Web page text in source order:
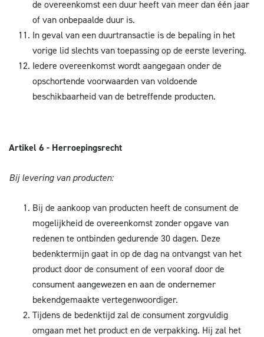
de overeenkomst een duur heeft van meer dan één jaar
of van onbepaalde duur is.
In geval van een duurtransactie is de bepaling in het
vorige lid slechts van toepassing op de eerste levering.
Iedere overeenkomst wordt aangegaan onder de
opschortende voorwaarden van voldoende
beschikbaarheid van de betreffende producten.
Artikel 6 - Herroepingsrecht
Bij levering van producten:
Bij de aankoop van producten heeft de consument de
mogelijkheid de overeenkomst zonder opgave van
redenen te ontbinden gedurende 30 dagen. Deze
bedenktermijn gaat in op de dag na ontvangst van het
product door de consument of een vooraf door de
consument aangewezen en aan de ondernemer
bekendgemaakte vertegenwoordiger.
Tijdens de bedenktijd zal de consument zorgvuldig
omgaan met het product en de verpakking. Hij zal het